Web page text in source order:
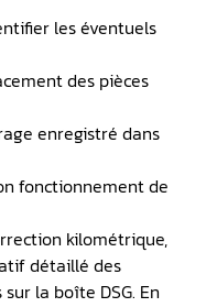
les éventuels
des pièces
enregistré dans
fonctionnement de
kilométrique,
détaillé des
la boîte DSG. En